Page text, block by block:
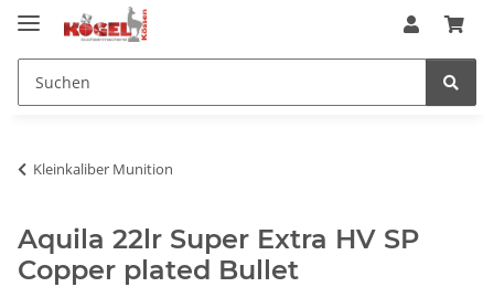
Kleinkaliber Munition
Aquila 22lr Super Extra HV SP
Copper plated Bullet